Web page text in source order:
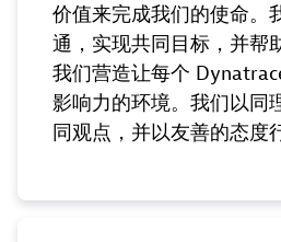
价值来完成我们的使命。
通，实现共同目标，并帮
我们营造让每个
影响力的环境。我们以同
同观点，并以友善的态度